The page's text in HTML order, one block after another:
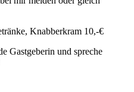
Knabberkram 10,-€
Gastgeberin und spreche